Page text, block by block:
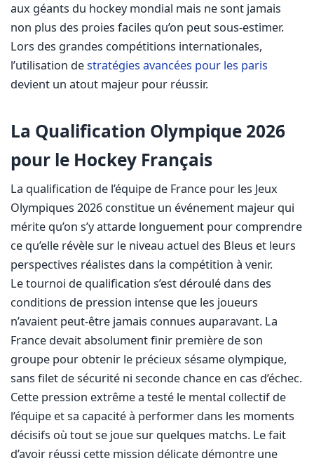
aux géants du hockey mondial mais ne sont jamais
non plus des proies faciles qu’on peut sous-estimer.
Lors des grandes compétitions internationales,
l’utilisation destratégies avancées pour les paris
devient un atout majeur pour réussir.
La Qualification Olympique 2026
pour le Hockey Français
La qualification de l’équipe de France pour les Jeux
Olympiques 2026 constitue un événement majeur qui
mérite qu’on s’y attarde longuement pour comprendre
ce qu’elle révèle sur le niveau actuel des Bleus et leurs
perspectives réalistes dans la compétition à venir.
Le tournoi de qualification s’est déroulé dans des
conditions de pression intense que les joueurs
n’avaient peut-être jamais connues auparavant. La
France devait absolument finir première de son
groupe pour obtenir le précieux sésame olympique,
sans filet de sécurité ni seconde chance en cas d’échec.
Cette pression extrême a testé le mental collectif de
l’équipe et sa capacité à performer dans les moments
décisifs où tout se joue sur quelques matchs. Le fait
d’avoir réussi cette mission délicate démontre une